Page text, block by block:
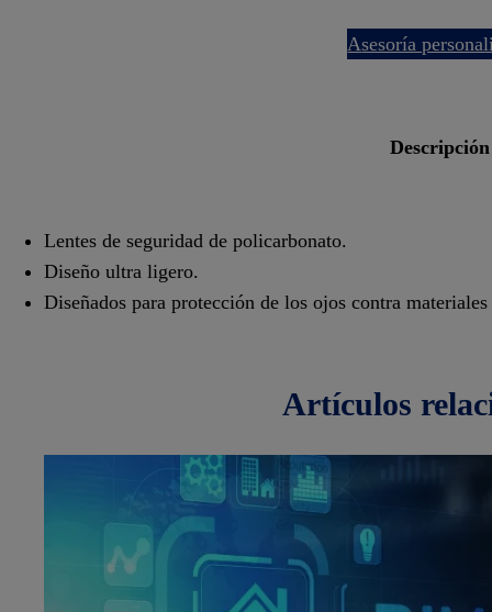
asesoría
descripción
Lentes de seguridad de policarbonato.
Diseño ultra ligero.
Diseñados para protección de los ojos contra
artículos